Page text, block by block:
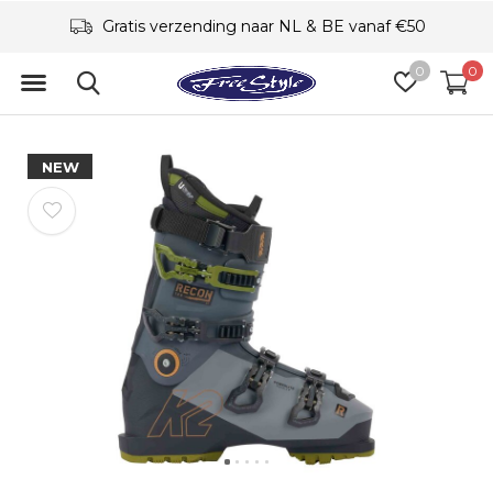
0 0
Gratis verzending naar NL & BE vanaf €50
NEW